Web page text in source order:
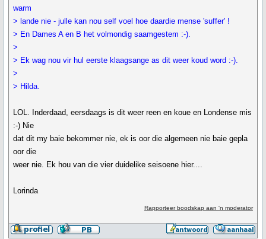
warm
> lande nie - julle kan nou self voel hoe daardie mense 'suffer' !
> En Dames A en B het volmondig saamgestem :-).
>
> Ek wag nou vir hul eerste klaagsange as dit weer koud word :-).
>
> Hilda.
LOL. Inderdaad, eersdaags is dit weer reen en koue en Londense mis
:-) Nie
dat dit my baie bekommer nie, ek is oor die algemeen nie baie gepla
oor die
weer nie. Ek hou van die vier duidelike seisoene hier....
Lorinda
Rapporteer boodskap aan 'n moderator